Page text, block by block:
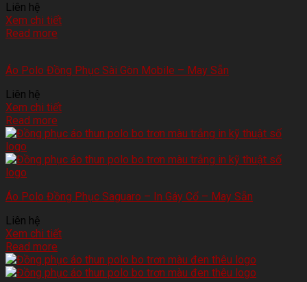
Liên hệ
Xem chi tiết
Read more
Áo Polo Đồng Phục Sài Gòn Mobile – May Sẵn
Liên hệ
Xem chi tiết
Read more
Áo Polo Đồng Phục Saguaro – In Gáy Cổ – May Sẵn
Liên hệ
Xem chi tiết
Read more